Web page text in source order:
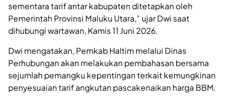
sementara tarif antar kabupaten ditetapkan oleh
Pemerintah Provinsi Maluku Utara,” ujar Dwi saat
dihubungi wartawan, Kamis 11 Juni 2026.
Dwi mengatakan, Pemkab Haltim melalui Dinas
Perhubungan akan melakukan pembahasan bersama
sejumlah pemangku kepentingan terkait kemungkinan
penyesuaian tarif angkutan pascakenaikan harga BBM.